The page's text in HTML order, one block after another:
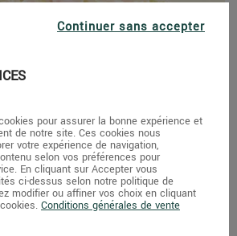
Continuer sans accepter
pour assurer la bonne expérience et
de notre site. Ces cookies nous
votre expérience de navigation,
selon vos préférences pour
En cliquant sur Accepter vous
ci-dessus selon notre politique de
modifier ou affiner vos choix en cliquant
Conditions générales de vente